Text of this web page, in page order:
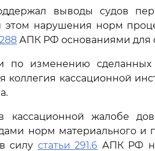
выводы судов
этом нарушения норм
АПК РФ основаниями для
по изменению сделанных
коллегия кассационной
кассационной жалобе
норм материального и
силу статьи 291.6 АПК РФ